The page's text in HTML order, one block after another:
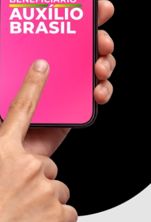
selecione a opção
dados pessoais para criar